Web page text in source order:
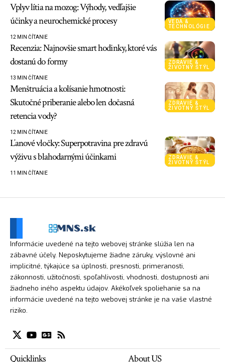
VEDA &
TECHNOLÓGIE
Vplyv lítia na mozog: Výhody, vedľajšie
účinky a neurochemické procesy
12 MIN ČÍTANIE
ZDRAVIE &
ŽIVOTNÝ ŠTÝL
Recenzia: Najnovšie smart hodinky, ktoré vás
dostanú do formy
13 MIN ČÍTANIE
ZDRAVIE &
ŽIVOTNÝ ŠTÝL
Menštruácia a kolísanie hmotnosti:
Skutočné priberanie alebo len dočasná
retencia vody?
12 MIN ČÍTANIE
ZDRAVIE &
ŽIVOTNÝ ŠTÝL
Ľanové vločky: Superpotravina pre zdravú
výživu s blahodarnými účinkami
11 MIN ČÍTANIE
Informácie uvedené na tejto webovej stránke slúžia len na
zábavné účely. Neposkytujeme žiadne záruky, výslovné ani
implicitné, týkajúce sa úplnosti, presnosti, primeranosti,
zákonnosti, užitočnosti, spoľahlivosti, vhodnosti, dostupnosti ani
žiadneho iného aspektu údajov. Akékoľvek spoliehanie sa na
informácie uvedené na tejto webovej stránke je na vaše vlastné
riziko.
Quicklinks About US